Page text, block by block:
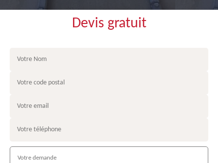
Devis gratuit